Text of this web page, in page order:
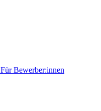
Für Bewerber:innen